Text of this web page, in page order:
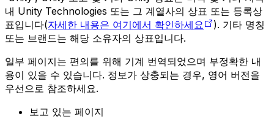
내 Unity Technologies 또는 그 계열사의 상표 또는 등록상
표입니다(자세한 내용은 여기에서 확인하세요
). 기타 명칭
또는 브랜드는 해당 소유자의 상표입니다.
일부 페이지는 편의를 위해 기계 번역되었으며 부정확한 내
용이 있을 수 있습니다. 정보가 상충되는 경우, 영어 버전을
우선으로 참조하세요.
보고 있는 페이지